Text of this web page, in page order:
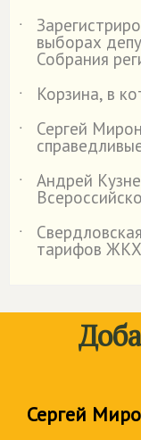
˙
выборах
Собрания
˙
Корзина, в
˙
Сергей
˙
Андрей
˙
тарифов ЖКХ
Сергей